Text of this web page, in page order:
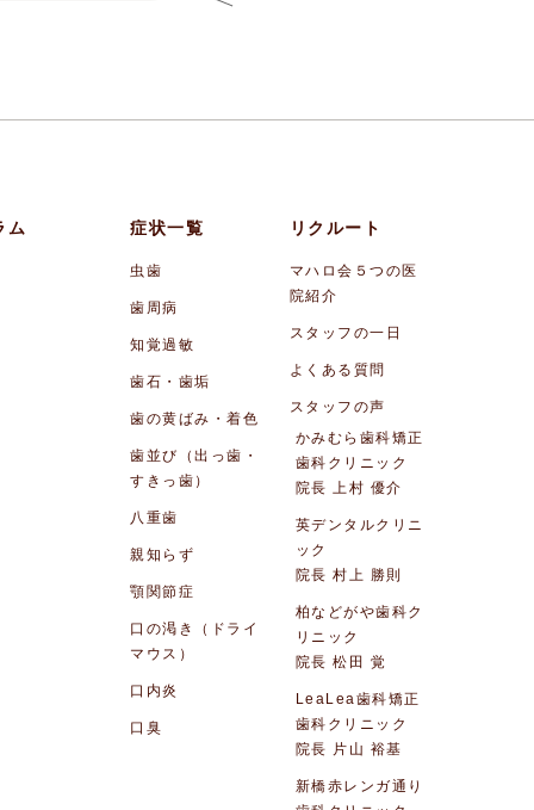
ム 症状一覧
虫歯
歯周病
知覚過敏
歯石・歯垢
歯の黄ばみ・着色
歯並び（出っ歯・
すきっ歯）
八重歯
親知らず
顎関節症
口の渇き（ドライ
マウス）
口内炎
口臭
リクルート
マハロ会５つの医
院紹介
スタッフの一日
よくある質問
スタッフの声
かみむら歯科矯正
歯科クリニック
院長 上村 優介
英デンタルクリニ
ック
院長 村上 勝則
柏などがや歯科ク
リニック
院長 松田 覚
LeaLea歯科矯正
歯科クリニック
院長 片山 裕基
新橋赤レンガ通り